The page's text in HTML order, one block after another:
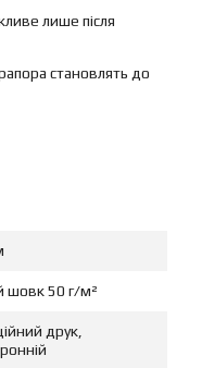
лише після
становлять до
шовк 50 г/м²
друк,